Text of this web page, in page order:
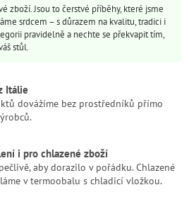
a
c
í
y
v
i
s
u
á
n
í
zboží. Jsou to čerstvé příběhy, které jsme
srdcem – s důrazem na kvalitu, tradici i
pravidelně a nechte se překvapit tím,
stůl.
Itálie
dovážíme bez prostředníků přímo
i pro chlazené zboží
aby dorazilo v pořádku. Chlazené
v termoobalu s chladicí vložkou.